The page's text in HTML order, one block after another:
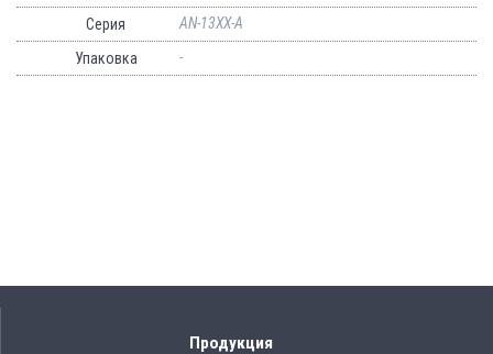
Серия
AN-13XX-A
Упаковка
-
Продукция